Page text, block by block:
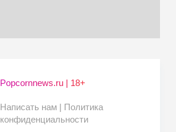
Popcornnews.ru | 18+
Написать нам | Политика
конфиденциальности